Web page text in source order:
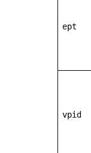
ept
vpid